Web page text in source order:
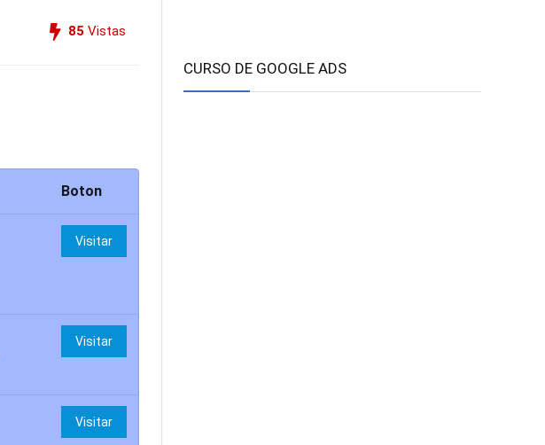
85 Vistas
Boton
Visitar
Visitar
Visitar
CURSO DE GOOGLE ADS